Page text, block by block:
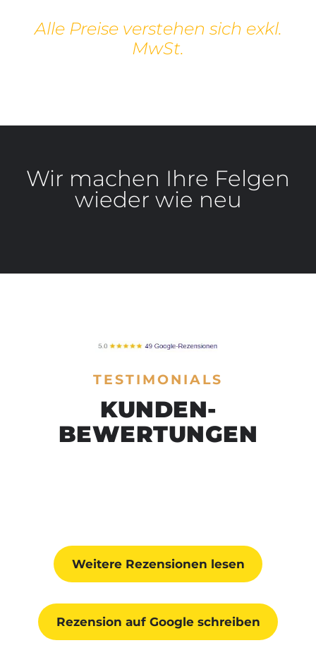
Alle Preise verstehen sich exkl.
MwSt.
Wir machen Ihre Felgen
wieder wie neu
TESTIMONIALS
KUNDEN­
BEWERTUNGEN
Weitere Rezensionen lesen
Rezension auf Google schreiben